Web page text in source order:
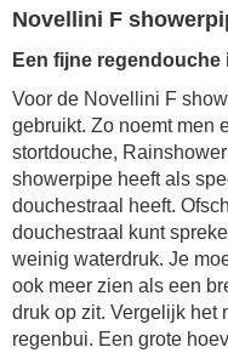
Novellini F
Een fijne regendouche
Voor de Novellini F
gebruikt. Zo noemt men
stortdouche,
showerpipe heeft als
douchestraal heeft.
douchestraal kunt
weinig waterdruk. Je
ook meer zien als een
druk op zit. Vergelijk het
regenbui. Een grote